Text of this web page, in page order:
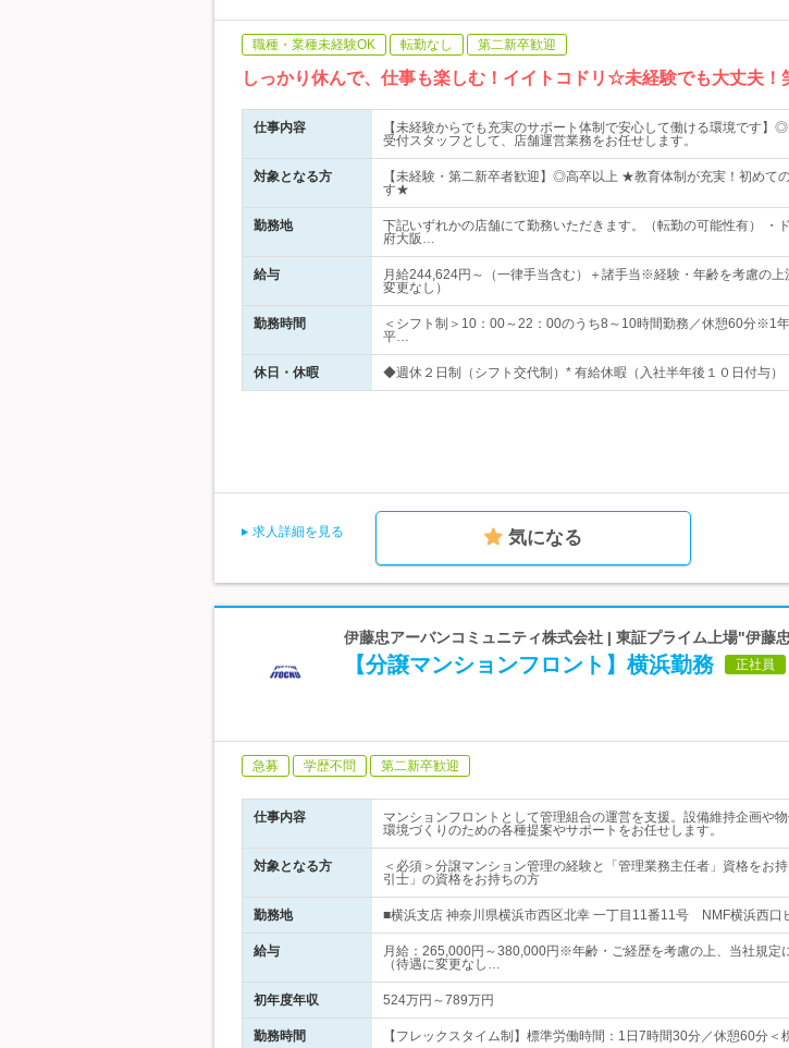
職種・業種未経験OK 転勤なし 第二新卒歓迎
しっかり休んで、仕事も楽しむ！イイトコドリ☆未経験でも大丈夫！
仕事内容
【未経験からでも充実のサポート体制で安心して働ける環境です】
受付スタッフとして、店舗運営業務をお任せします。
対象となる方
【未経験・第二新卒者歓迎】◎高卒以上 ★教育体制が充実！初めて
す★
勤務地
下記いずれかの店舗にて勤務いただきます。（転勤の可能性有） ・
府大阪…
給与
月給244,624円～（一律手当含む）＋諸手当※経験・年齢を考慮の
変更なし）
勤務時間
＜シフト制＞10：00～22：00のうち8～10時間勤務／休憩60分※1
平…
休日・休暇 ◆週休２日制（シフト交代制）* 有給休暇（入社半年後１０日付与）
求人詳細を見る 気になる
伊藤忠アーバンコミュニティ株式会社 | 東証プライム上場"伊藤
【分譲マンションフロント】横浜勤務 正社員
急募 学歴不問 第二新卒歓迎
仕事内容
マンションフロントとして管理組合の運営を支援。設備維持企画や
環境づくりのための各種提案やサポートをお任せします。
対象となる方
＜必須＞分譲マンション管理の経験と「管理業務主任者」資格をお
引士」の資格をお持ちの方
勤務地 ■横浜支店 神奈川県横浜市西区北幸 一丁目11番11号 NMF横浜西口
給与
月給：265,000円～380,000円※年齢・ご経歴を考慮の上、当社規定
（待遇に変更なし…
初年度年収 524万円～789万円
勤務時間
【フレックスタイム制】標準労働時間：1日7時間30分／休憩60分＜